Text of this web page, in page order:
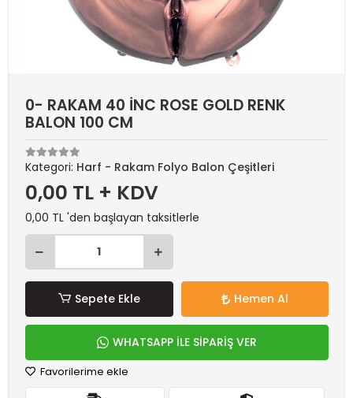
0- RAKAM 40 İNC ROSE GOLD RENK
BALON 100 CM
Kategori: Harf - Rakam Folyo Balon Çeşitleri
0,00 TL + KDV
0,00 TL 'den başlayan taksitlerle
Sepete Ekle Hemen Al
WHATSAPP İLE SİPARİŞ VER
Favorilerime ekle